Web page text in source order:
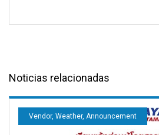
Noticias relacionadas
Vendor, Weather, Announcement